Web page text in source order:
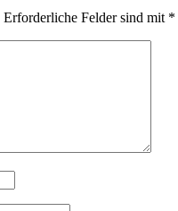
Erforderliche Felder sind mit *